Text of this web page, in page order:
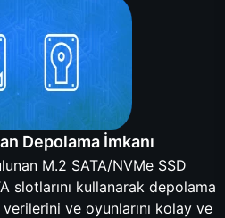
Depolama İmkanı
M.2 SATA/NVMe SSD
slotlarını kullanarak depolama
ve oyunlarını kolay ve